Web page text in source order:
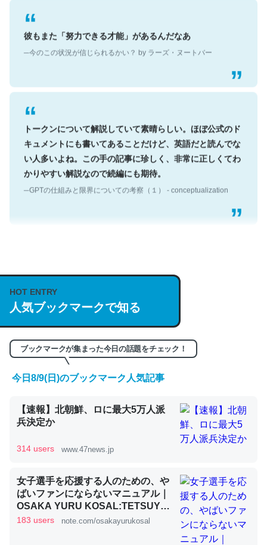
彼もまた「努力できる才能」があるんだなあ
─今のこの状況が信じられるかい？ by ラーズ・ヌートバー
トークンについて解説していて素晴らしい。ほぼ公式のド
キュメントにも書いてあることだけど、英語だと読んでな
い人多いよね。この手の記事に珍しく、非常に正しくてわ
かりやすい解説なので続編にも期待。
─GPTの仕組みと限界についての考察（１） - conceptualization
説してる記事が少ないので貴重な良記事。/続編来た
https://isobe324649.hatenablog.com/entry/2023/03/27
/064121
─GPTの仕組みと限界についての考察（１） - conceptualization
くらい。小説でいう「ずっと前の伏線」は回収されないけ
ど、短期記憶というには多い分量。進化すればするほど分
昆虫ってカルシウム少ないのか。知らんかった。調べたら
HOT ENTRY
人気ブックマークで知る
ブックマークが集まった今日の話題をチェック！
今日8/9(日)のブックマーク人気記事
【速報】北朝鮮、ロに最大5万人派
兵決定か
314 users www.47news.jp
女子選手を応援する人のための、や
ばいファンにならないマニュアル｜
OSAKA YURU KOSAL:TETSUYA
KITAMOTO
183 users note.com/osakayurukosal